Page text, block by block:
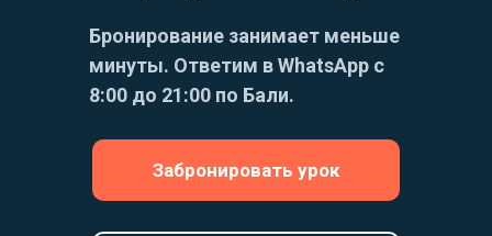
Бронирование занимает меньше
минуты. Ответим в WhatsApp с
8:00 до 21:00 по Бали.
Забронировать урок